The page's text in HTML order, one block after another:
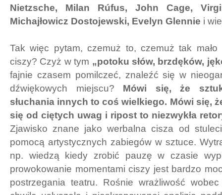
Nietzsche, Milan Rúfus, John Cage,
Michajłowicz Dostojewski, Evelyn Glennie i
Tak więc pytam, czemuż to, czemuż tak
ciszy? Czyż w tym „potoku słów, brzdęków,
fajnie czasem pomilczeć, znaleźć się w
dźwiękowych miejscu? Mówi się, że
słuchania innych to coś wielkiego. Mówi się,
się od ciętych uwag i ripost to niezwykła
Zjawisko znane jako werbalna cisza od
pomocą artystycznych zabiegów w sztuce.
np. wiedzą kiedy zrobić pauzę w czasie
prowokowanie momentami ciszy jest bardzo
postrzegania teatru. Rośnie wrażliwość